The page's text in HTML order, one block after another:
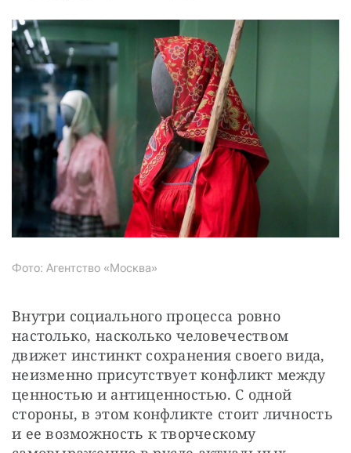
Фото: Агентство «Москва»
Внутри социального процесса ровно
настолько, насколько человечеством
движет инстинкт сохранения своего вида,
неизменно присутствует конфликт между
ценностью и антиценностью. С одной
стороны, в этом конфликте стоит личность
и ее возможность к творческому